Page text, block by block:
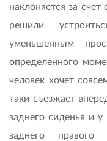
наклоняется за
решили
уменьшенным
определенного
человек хочет
таки съезжает
заднего сиденья и
заднего правого